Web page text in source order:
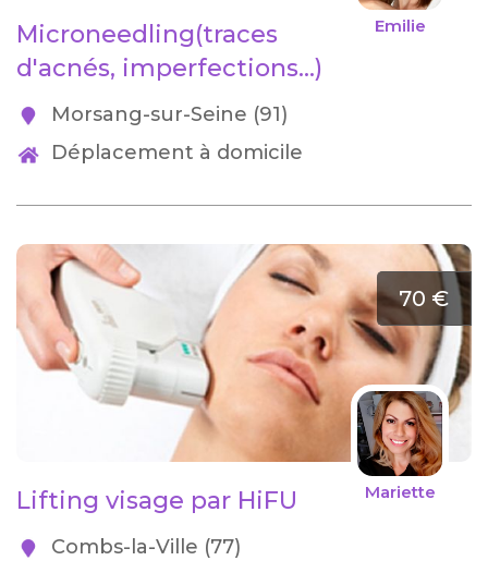
Emilie
Microneedling(traces
d'acnés, imperfections...)
Morsang-sur-Seine (91)
Déplacement à domicile
70 €
Mariette
Lifting visage par HiFU
Combs-la-Ville (77)